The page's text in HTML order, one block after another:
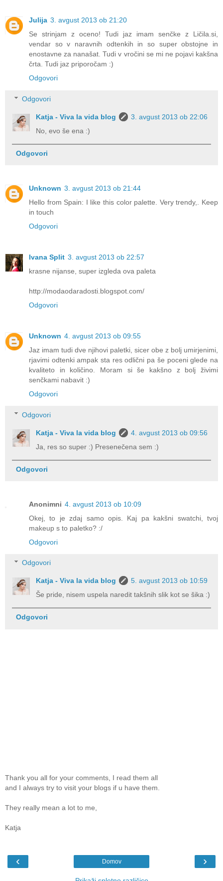
Julija 3. avgust 2013 ob 21:20
Se strinjam z oceno! Tudi jaz imam senčke z Ličila.si,
vendar so v naravnih odtenkih in so super obstojne in
enostavne za nanašat. Tudi v vročini se mi ne pojavi kakšna
črta. Tudi jaz priporočam :)
Odgovori
Odgovori
Katja - Viva la vida blog
3. avgust 2013 ob 22:06
No, evo še ena :)
Odgovori
Unknown 3. avgust 2013 ob 21:44
Hello from Spain: I like this color palette. Very trendy,. Keep
in touch
Odgovori
Ivana Split 3. avgust 2013 ob 22:57
krasne nijanse, super izgleda ova paleta
http://modaodaradosti.blogspot.com/
Odgovori
Unknown 4. avgust 2013 ob 09:55
Jaz imam tudi dve njihovi paletki, sicer obe z bolj umirjenimi,
rjavimi odtenki ampak sta res odlični pa še poceni glede na
kvaliteto in količino. Moram si še kakšno z bolj živimi
senčkami nabavit :)
Odgovori
Odgovori
Katja - Viva la vida blog
4. avgust 2013 ob 09:56
Ja, res so super :) Presenečena sem :)
Odgovori
Anonimni 4. avgust 2013 ob 10:09
Okej, to je zdaj samo opis. Kaj pa kakšni swatchi, tvoj
makeup s to paletko? :/
Odgovori
Odgovori
Katja - Viva la vida blog
5. avgust 2013 ob 10:59
Še pride, nisem uspela naredit takšnih slik kot se šika :)
Odgovori
Thank you all for your comments, I read them all
and I always try to visit your blogs if u have them.
They really mean a lot to me,
Katja
‹ ›
Domov